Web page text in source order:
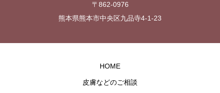
〒862-0976
熊本県熊本市中央区九品寺4-1-23
HOME
皮膚などのご相談